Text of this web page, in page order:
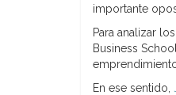
importante
Para analizar los
Business
En ese sentido,